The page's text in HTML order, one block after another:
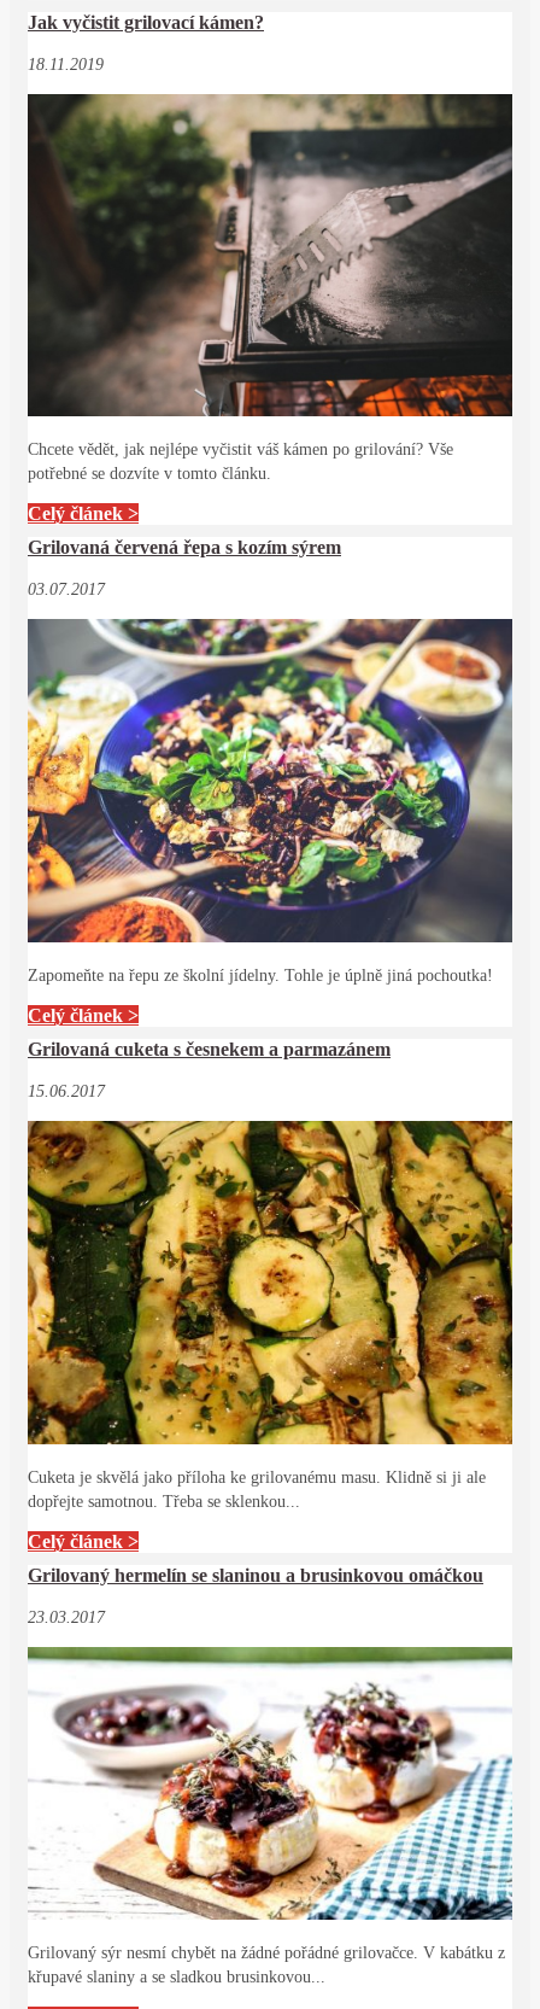
Jak vyčistit grilovací kámen?
18.11.2019
Chcete vědět, jak nejlépe vyčistit váš kámen po grilování? Vše
potřebné se dozvíte v tomto článku.
Celý článek >
Grilovaná červená řepa s kozím sýrem
03.07.2017
Zapomeňte na řepu ze školní jídelny. Tohle je úplně jiná pochoutka!
Celý článek >
Grilovaná cuketa s česnekem a parmazánem
15.06.2017
Cuketa je skvělá jako příloha ke grilovanému masu. Klidně si ji ale
dopřejte samotnou. Třeba se sklenkou...
Celý článek >
Grilovaný hermelín se slaninou a brusinkovou omáčkou
23.03.2017
Grilovaný sýr nesmí chybět na žádné pořádné grilovačce. V kabátku z
křupavé slaniny a se sladkou brusinkovou...